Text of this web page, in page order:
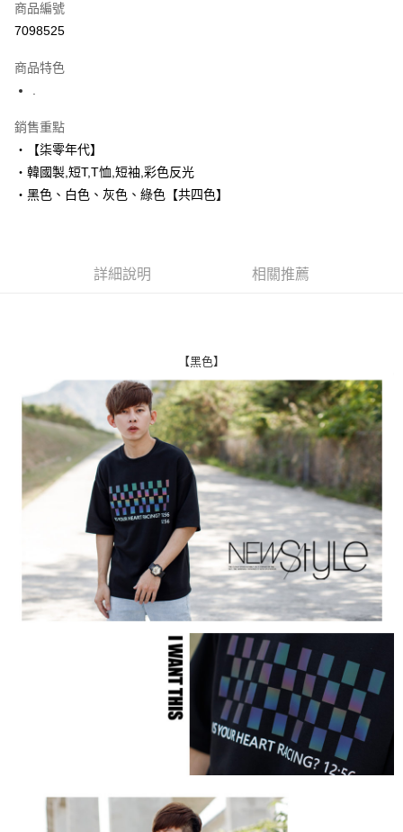
超商取貨付款
街口支付
悠遊付
Google Pay
AFTEE先享後付是「在收到商品之後才付款」的支付方式。 讓您購物簡單
１．於結帳方式選擇「AFTEE先享後付」後，將跳轉至「AFTEE先享後付」
結帳頁面，進行簡訊認證並確認金額後，即可完成結帳。
２．訂單成立數日內，您將收到繳費通知簡訊。
３．收到繳費通知簡訊後14天內，點擊此簡訊中的連結，可透過四大超商／
ATM／網路銀行／等多元方式進行付款，方視為交易完成。
※ 請注意：結帳手續完成當下不需立刻繳費，但若您需要取消訂單，請聯絡
購買商品的店家。未經商家同意取消之訂單仍視為有效，需透過AFTEE先享
後付繳納相關費用。
※ 交易是否成功請以「AFTEE先享後付 」之結帳頁面顯示為準，若有關於
是否繳費成功／繳費後需取消欲退款等相關疑問，請聯繫「AFTEE先享後付
客戶支援中心」https://netprotections.freshdesk.com/support/home
【注意事項】
１．透過由恩沛科技股份有限公司提供之「AFTEE先享後付」服務完成之交
易，需依本服務之必要範圍內提供個人資料，並將交易相關給付款項請求債
權轉讓予恩沛科技股份有限公司。
２．關於個人資料處理事宜，請瀏覽以下網址：
３．未成年的使用者請事先徵得法定代理人或監護人之同意方可使用
「AFTEE先享後付」，若未經同意申辦者引起之損失，本公司不負相關責
４．使用「AFTEE先享後付」時，將依據個別帳號之用戶狀況，依本公司即
時審查核予不同之上限額度；若仍有額度不足之情形，本公司將視審查結果
恩沛科技股份有限公司將有權停止該用戶之使用額度並採取法律行動。
先付款後全家取貨
每筆NT$80，滿NT$1,800(含以上)免運費
7-11付款取貨
每筆NT$80，滿NT$1,800(含以上)免運費
先付款後7-11取貨
每筆NT$80，滿NT$1,800(含以上)免運費
宅配
每筆NT$120，滿NT$3,000(含以上)免運費
查看運費
商品編號
7098525
商品特色
銷售重點
‧【柒零年代】
‧韓國製,短T,T恤,短袖,彩色反光
‧黑色、白色、灰色、綠色【共四色】
詳細說明 相關推薦
【黑色】